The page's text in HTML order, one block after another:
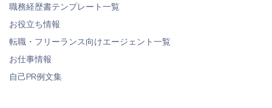
職務経歴書テンプレート一覧
お役立ち情報
転職・フリーランス向けエージェント一覧
お仕事情報
自己PR例文集